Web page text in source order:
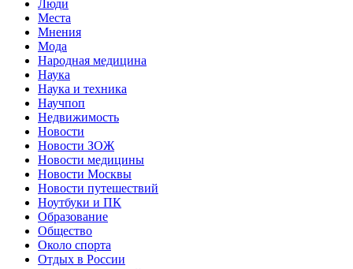
Люди
Места
Мнения
Мода
Народная медицина
Наука
Наука и техника
Научпоп
Недвижимость
Новости
Новости ЗОЖ
Новости медицины
Новости Москвы
Новости путешествий
Ноутбуки и ПК
Образование
Общество
Около спорта
Отдых в России